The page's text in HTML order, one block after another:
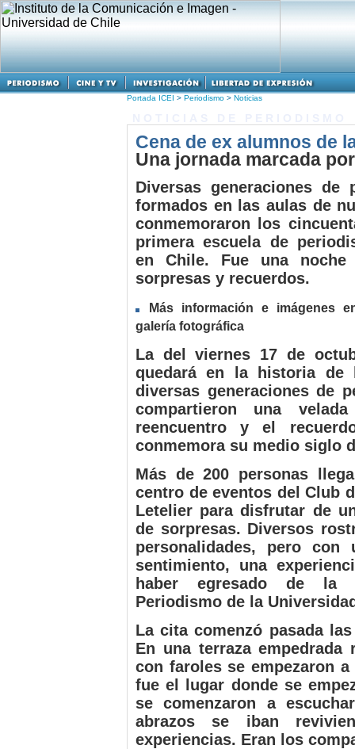
Portada ICEI > Periodismo > Noticias
Cena de ex alumnos de
Una jornada marcada
Diversas generaciones de
formados en las aulas de
conmemoraron los
primera escuela de
en Chile. Fue una noche
sorpresas y recuerdos.
Más información e imágenes
galería fotográfica
La del viernes 17 de
quedará en la historia de
diversas generaciones de
compartieron una
reencuentro y el
conmemora su medio siglo
Más de 200 personas
centro de eventos del Club
Letelier para disfrutar de
de sorpresas. Diversos
personalidades, pero
sentimiento, una
haber egresado de la
Periodismo de la
La cita comenzó pasada
En una terraza empedrada
con faroles se empezaron
fue el lugar donde se
se comenzaron a
abrazos se iban
experiencias. Eran los